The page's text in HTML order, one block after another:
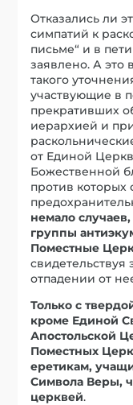
Отказались ли
симпатий к
письме“ и в
заявлено. А это
такого
участвующие в
прекративших
иерархией и
от Единой
Божественной
против которых
немало
группы
Поместные
отпадении от
Только с
кроме Единой
Апостольской
Поместных
еретикам,
Символа Веры,
церквей.